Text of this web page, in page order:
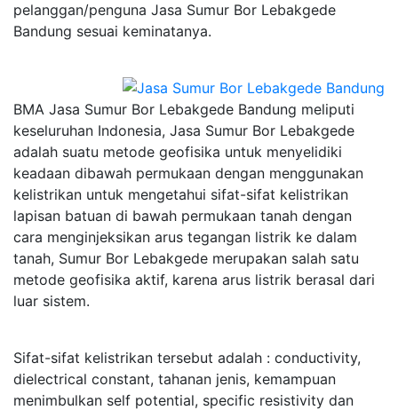
pelanggan/penguna Jasa Sumur Bor Lebakgede
Bandung sesuai keminatanya.
BMA Jasa Sumur Bor Lebakgede Bandung meliputi
keseluruhan Indonesia, Jasa Sumur Bor Lebakgede
adalah suatu metode geofisika untuk menyelidiki
keadaan dibawah permukaan dengan menggunakan
kelistrikan untuk mengetahui sifat-sifat kelistrikan
lapisan batuan di bawah permukaan tanah dengan
cara menginjeksikan arus tegangan listrik ke dalam
tanah, Sumur Bor Lebakgede merupakan salah satu
metode geofisika aktif, karena arus listrik berasal dari
luar sistem.
Sifat-sifat kelistrikan tersebut adalah : conductivity,
dielectrical constant, tahanan jenis, kemampuan
menimbulkan self potential, specific resistivity dan